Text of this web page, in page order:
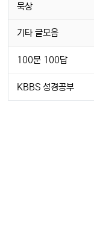
묵상
기타 글모음
100문 100답
KBBS 성경공부